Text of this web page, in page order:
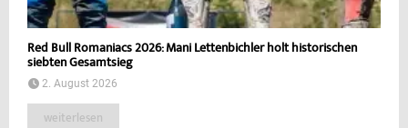
Red Bull Romaniacs 2026: Mani Lettenbichler holt historischen
siebten Gesamtsieg
2. August 2026
weiterlesen